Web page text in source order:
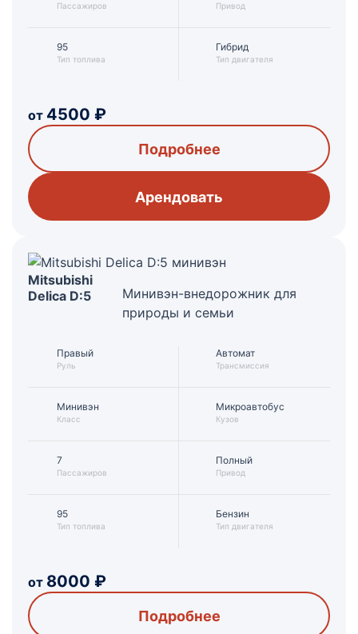
Пассажиров
95
Тип топлива
Привод
Гибрид
Тип двигателя
от 4500 ₽
Подробнее
Арендовать
Mitsubishi
Delica D:5
Минивэн-внедорожник для
природы и семьи
Правый
Руль
Минивэн
Класс
Автомат
Трансмиссия
Микроавтобус
Кузов
7
Пассажиров
95
Тип топлива
Полный
Привод
Бензин
Тип двигателя
от 8000 ₽
Подробнее